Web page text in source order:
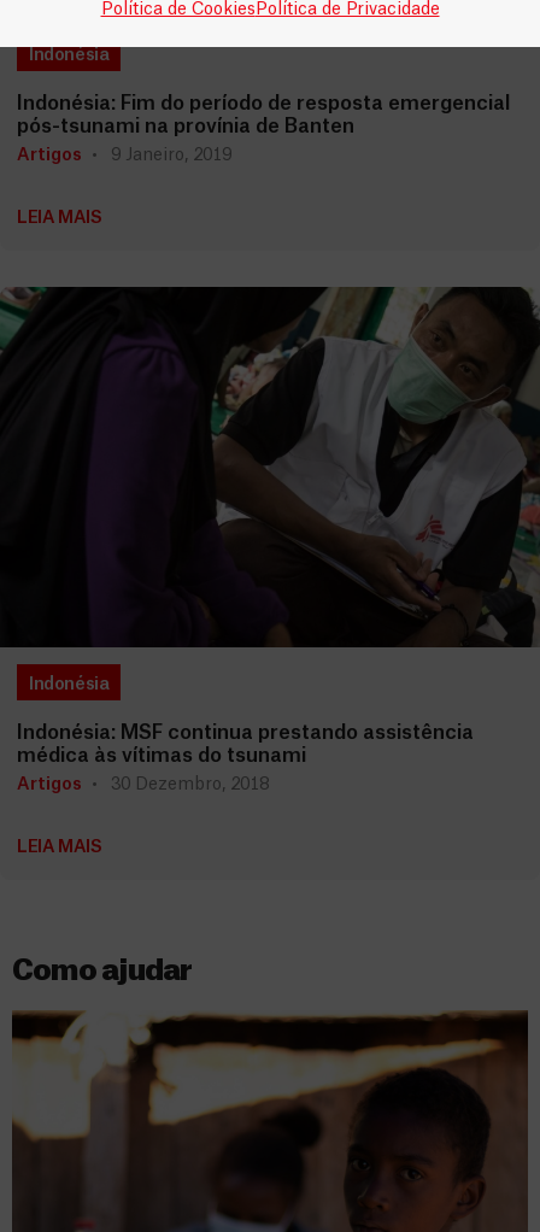
Política de Cookies Política de Privacidade
Indonésia
Indonésia: Fim do período de resposta emergencial
pós-tsunami na provínia de Banten
Artigos 9 Janeiro, 2019
LEIA MAIS
Indonésia
Indonésia: MSF continua prestando assistência
médica às vítimas do tsunami
Artigos 30 Dezembro, 2018
LEIA MAIS
Como ajudar